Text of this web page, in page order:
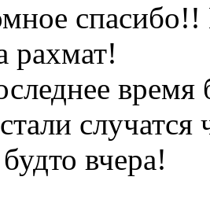
рахмат!
время
вчера!